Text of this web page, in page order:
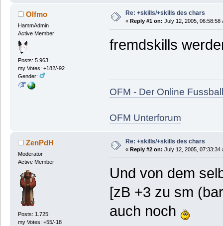
Olfmo
HammAdmin
Active Member
Posts: 5.963
my Votes: +182/-92
Gender:
Re: +skills/+skills des chars
« Reply #1 on: July 12, 2005, 06:58:58
fremdskills
OFM - Der Online
OFM Unterforum
ZenPdH
Moderator
Active Member
Posts: 1.725
my Votes: +55/-18
Re: +skills/+skills des chars
« Reply #2 on: July 12, 2005, 07:33:34
Und von dem
[zB +3 zu sm
auch noch